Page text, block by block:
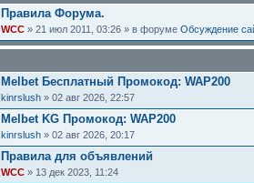
Правила Форума.
WCC » 21 июл 2011, 03:26 » в форуме Обсуждение
Melbet Бесплатный Промокод: WAP200
kinrslush » 02 авг 2026, 22:57
Melbet KG Промокод: WAP200
kinrslush » 02 авг 2026, 20:17
Правила для объявлений
WCC » 13 дек 2023, 11:24